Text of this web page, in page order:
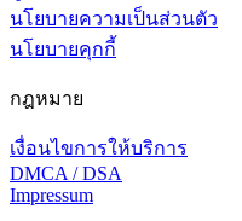
นโยบายความเป็นส่วนตัว
นโยบายคุกกี้
กฎหมาย
เงื่อนไขการให้บริการ
DMCA / DSA
Impressum